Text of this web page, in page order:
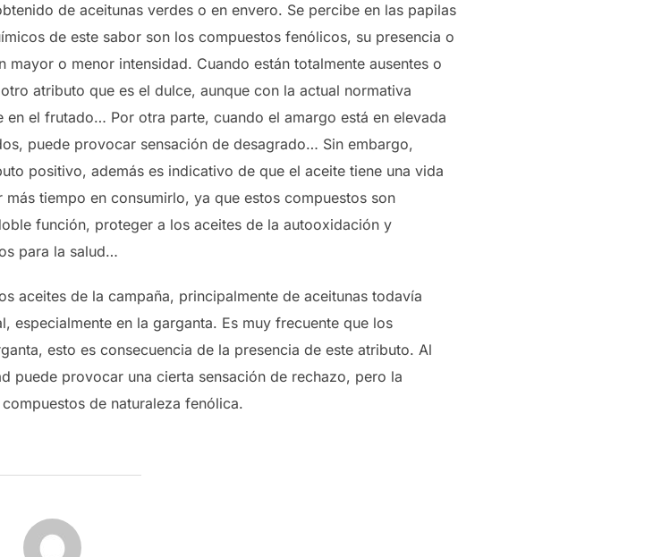
de aceitunas verdes o en envero. Se percibe en las papilas
de este sabor son los compuestos fenólicos, su presencia o
o menor intensidad. Cuando están totalmente ausentes o
atributo que es el dulce, aunque con la actual normativa
el frutado… Por otra parte, cuando el amargo está en elevada
puede provocar sensación de desagrado… Sin embargo,
positivo, además es indicativo de que el aceite tiene una vida
tiempo en consumirlo, ya que estos compuestos son
función, proteger a los aceites de la autooxidación y
para la salud…
aceites de la campaña, principalmente de aceitunas todavía
especialmente en la garganta. Es muy frecuente que los
esto es consecuencia de la presencia de este atributo. Al
puede provocar una cierta sensación de rechazo, pero la
de naturaleza fenólica.
DE LA PUBLICACIÓN